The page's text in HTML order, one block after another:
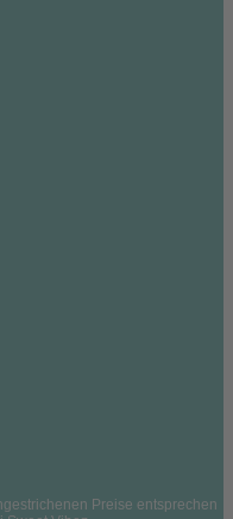
Preise entsprechen